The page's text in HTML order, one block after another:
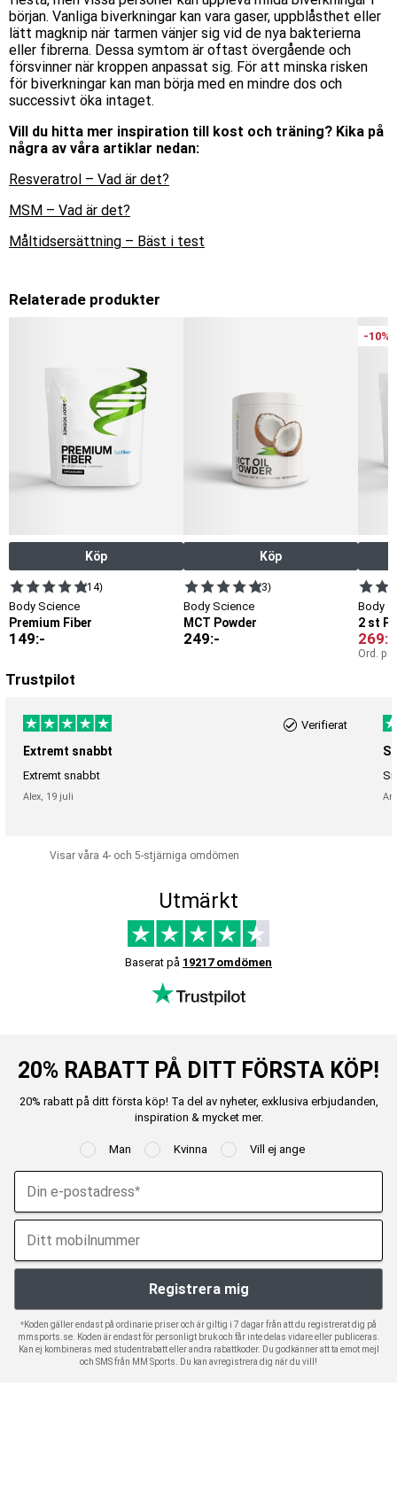
början. Vanliga biverkningar kan vara gaser, uppblåsthet eller
lätt magknip när tarmen vänjer sig vid de nya bakterierna
eller fibrerna. Dessa symtom är oftast övergående och
försvinner när kroppen anpassat sig. För att minska risken
för biverkningar kan man börja med en mindre dos och
successivt öka intaget.
Vill du hitta mer inspiration till kost och träning? Kika på
några av våra artiklar nedan:
Resveratrol – Vad är det?
MSM – Vad är det?
Måltidsersättning – Bäst i test
Relaterade produkter
Köp
(14)
Body Science
Premium Fiber
149:-
Köp
(3)
Body Science
MCT Powder
249:-
-10%
Body
2 st
269:-
Ord.
Trustpilot
Verifierat
Extremt snabbt
Extremt snabbt
Alex, 19 juli
Visar våra 4- och 5-stjärniga omdömen
Utmärkt
Baserat på 19217 omdömen
20% RABATT PÅ DITT FÖRSTA KÖP!
20% rabatt på ditt första köp! Ta del av nyheter, exklusiva erbjudanden,
inspiration & mycket mer.
Man Kvinna Vill ej ange
*Koden gäller endast på ordinarie priser och är giltig i 7 dagar från att du registrerat dig på
mmsports.se. Koden är endast för personligt bruk och får inte delas vidare eller publiceras.
Kan ej kombineras med studentrabatt eller andra rabattkoder. Du godkänner att ta emot mejl
och SMS från MM Sports. Du kan avregistrera dig när du vill!